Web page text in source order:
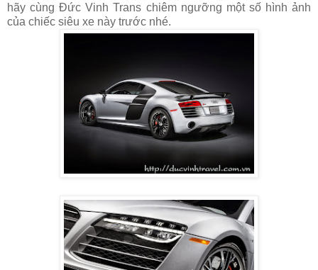
hãy cùng Đức Vinh Trans chiêm ngưỡng một số hình ảnh
của chiếc siêu xe này trước nhé.